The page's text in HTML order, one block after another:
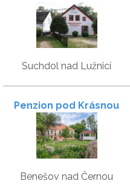
Suchdol nad Lužnicí
Penzion pod Krásnou
horou
Benešov nad Černou